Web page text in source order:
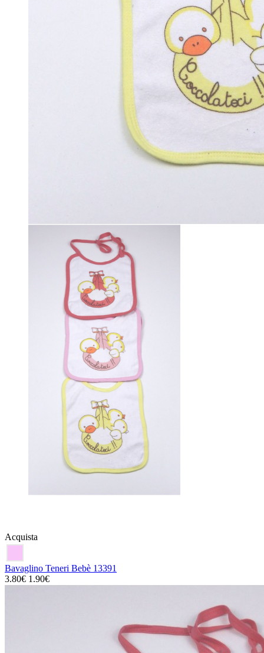
Acquista
Bavaglino Teneri Bebè 13391
3.80€ 1.90€